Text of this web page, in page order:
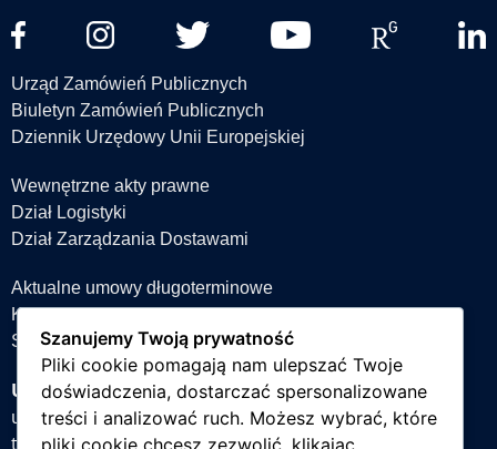
Urząd Zamówień Publicznych
Biuletyn Zamówień Publicznych
Dziennik Urzędowy Unii Europejskiej
Wewnętrzne akty prawne
Dział Logistyki
Dział Zarządzania Dostawami
Aktualne umowy długoterminowe
Książka teleadresowa
Strefa projektów
Uniwersytet Śląski w Katowicach
ul. Bankowa 12, 40-007 Katowice
tel. +48 32 359 22 22
Szanujemy Twoją prywatność
Pliki cookie pomagają nam ulepszać Twoje
doświadczenia, dostarczać spersonalizowane
treści i analizować ruch. Możesz wybrać, które